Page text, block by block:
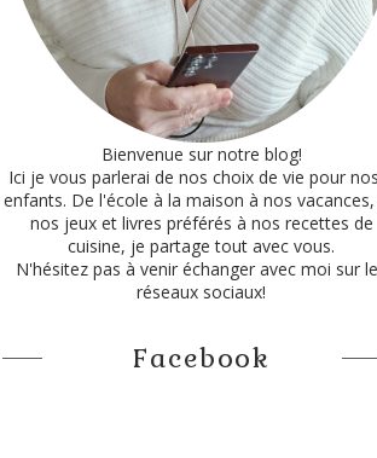
Bienvenue sur notre blog!
Ici je vous parlerai de nos choix de vie pour
enfants. De l'école à la maison à nos
nos jeux et livres préférés à nos recettes de
cuisine, je partage tout avec vous.
N'hésitez pas à venir échanger avec moi sur
réseaux sociaux!
Facebook